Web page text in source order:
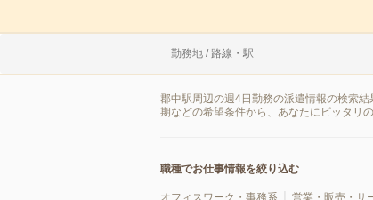
勤務地 / 路線・駅
郡中駅周辺の週4日勤務の派遣情報の検索
期などの希望条件から、あなたにピッタリ
職種でお仕事情報を絞り込む
オフィスワーク・事務系 営業・販売・サ